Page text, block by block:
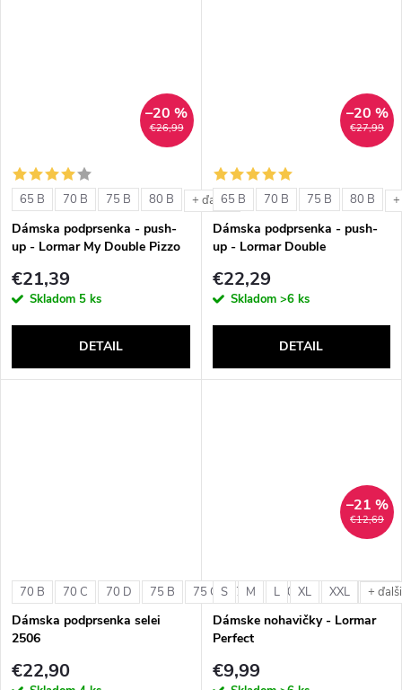
€26,99
–20 %
65 B 70 B 75 B 80 B + ďalšie
Dámska podprsenka - push-
up - Lormar My Double Pizzo
€21,39
Skladom 5 ks
DETAIL
€27,99
–20 %
65 B 70 B 75 B 80 B
Dámska podprsenka - push-
up - Lormar Double
€22,29
Skladom >6 ks
DETAIL
70 B 70 C 70 D 75 B 75 C 75 D 80 B 80 C 80 D
Dámska podprsenka selei
2506
€22,90
€12,69
–21 %
S M L XL XXL +
Dámske nohavičky - Lormar
Perfect
€9,99